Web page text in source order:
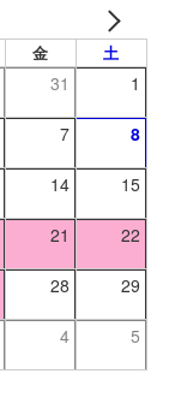
金 土
31 1
7 8
14 15
21 22
28 29
4 5